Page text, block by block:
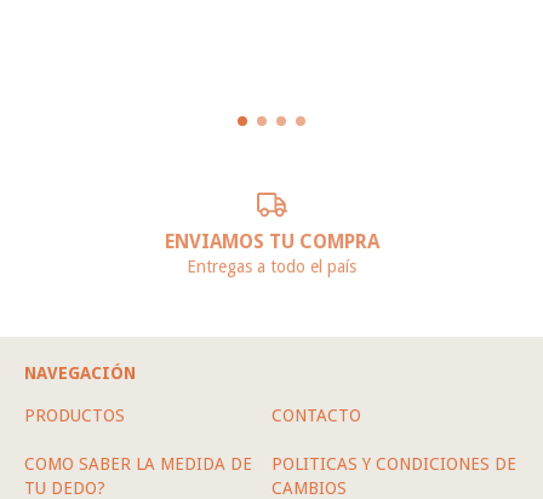
ENVIAMOS TU COMPRA
Entregas a todo el país
NAVEGACIÓN
PRODUCTOS CONTACTO
COMO SABER LA MEDIDA DE
TU DEDO?
POLITICAS Y CONDICIONES DE
CAMBIOS